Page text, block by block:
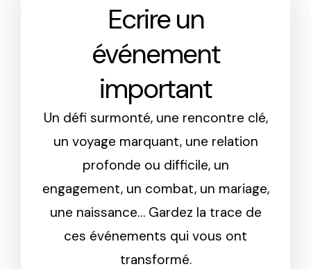
Ecrire un
événement
important
Un défi surmonté, une rencontre clé,
un voyage marquant, une relation
profonde ou difficile, un
engagement, un combat, un mariage,
une naissance… Gardez la trace de
ces événements qui vous ont
transformé.